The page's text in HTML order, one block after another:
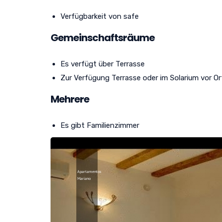
Verfügbarkeit von safe
Gemeinschaftsräume
Es verfügt über Terrasse
Zur Verfügung Terrasse oder im Solarium vor
Mehrere
Es gibt Familienzimmer